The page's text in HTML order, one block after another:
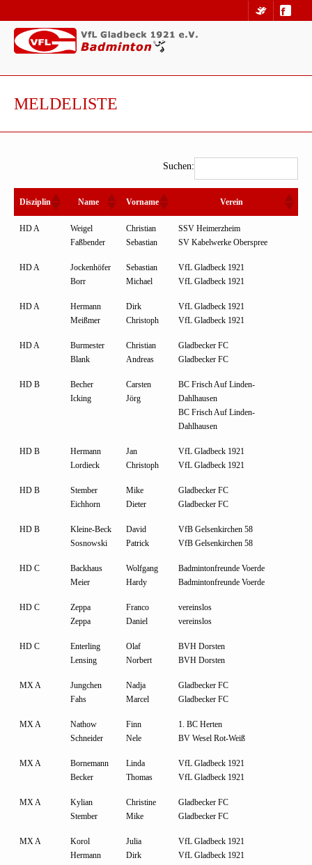
MELDELISTE
Suchen:
Disziplin Name Vorname Verein
HD A
Weigel
Faßbender
Christian
Sebastian
SSV Heimerzheim
SV Kabelwerke Oberspree
HD A
Jockenhöfer
Borr
Sebastian
Michael
VfL Gladbeck 1921
VfL Gladbeck 1921
HD A
Hermann
Meißmer
Dirk
Christoph
VfL Gladbeck 1921
VfL Gladbeck 1921
HD A
Burmester
Blank
Christian
Andreas
Gladbecker FC
Gladbecker FC
HD B
Becher
Icking
Carsten
Jörg
BC Frisch Auf Linden-
Dahlhausen
BC Frisch Auf Linden-
Dahlhausen
HD B
Hermann
Lordieck
Jan
Christoph
VfL Gladbeck 1921
VfL Gladbeck 1921
HD B
Stember
Eichhorn
Mike
Dieter
Gladbecker FC
Gladbecker FC
HD B
Kleine-Beck
Sosnowski
David
Patrick
VfB Gelsenkirchen 58
VfB Gelsenkirchen 58
HD C
Backhaus
Meier
Wolfgang
Hardy
Badmintonfreunde Voerde
Badmintonfreunde Voerde
HD C
Zeppa
Zeppa
Franco
Daniel
vereinslos
vereinslos
HD C
Enterling
Lensing
Olaf
Norbert
BVH Dorsten
BVH Dorsten
MX A
Jungchen
Fahs
Nadja
Marcel
Gladbecker FC
Gladbecker FC
MX A
Nathow
Schneider
Finn
Nele
1. BC Herten
BV Wesel Rot-Weiß
MX A
Bornemann
Becker
Linda
Thomas
VfL Gladbeck 1921
VfL Gladbeck 1921
MX A
Kylian
Stember
Christine
Mike
Gladbecker FC
Gladbecker FC
MX A
Korol
Hermann
Julia
Dirk
VfL Gladbeck 1921
VfL Gladbeck 1921